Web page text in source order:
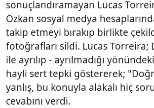
sonuçlandıramayan Lucas
Özkan sosyal medya
takip etmeyi bırakıp birlikte
fotoğrafları sildi. Lucas Torreira;
ile ayrılıp - ayrılmadığı
hayli sert tepki göstererek;
yanlış, bu konuyla alakalı hiç
cevabını verdi.